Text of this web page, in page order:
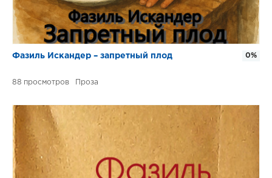
Фазиль Искандер – запретный плод
88 Проза
0%